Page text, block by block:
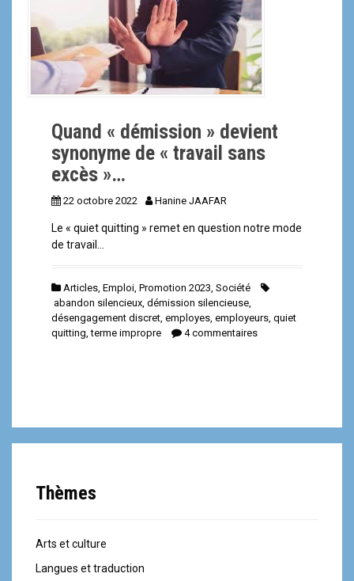
Quand « démission » devient
synonyme de « travail sans
excès »…
22 octobre 2022 Hanine JAAFAR
Le « quiet quitting » remet en question notre mode
de travail…
Articles Emploi Promotion 2023 Société
abandon silencieux démission silencieuse
désengagement discret employes employeurs quiet
quitting ,terme impropre 4 commentaires
Thèmes
Arts et culture
Langues et traduction